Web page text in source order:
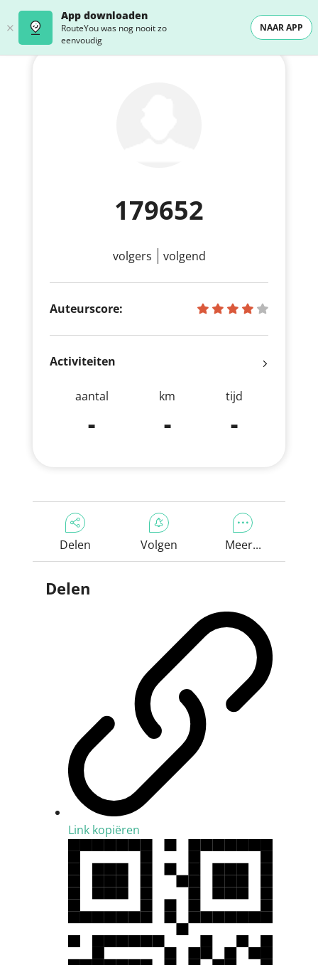
App downloaden
RouteYou was nog nooit zo
eenvoudig
NAAR APP
179652
volgers volgend
Auteurscore:
Activiteiten
aantal
-
km
-
tijd
-
Delen Volgen Meer...
Delen
Link kopiëren